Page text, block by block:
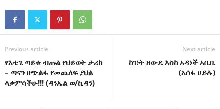
Previous article
የእቴጌ ጣይቱ ብጡል የህይወት ታሪክ
– ጣናን በጭልፋ የመጨለፍ ያህል
ላቃምሳችሁ!!! (ዳንኤል ወ/ኪዳን)
Next article
ከገነት ዘውዴ እስከ አዳነች አቤቤ
(አሰፋ ሀይሉ)